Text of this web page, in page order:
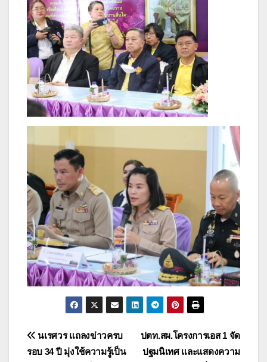
แนะแนว
ปตท.สผ.โครงการเอส 1 จัด
ปฐมนิเทศ และแสดงความ
นเรศวร แถลงข่าวครบ
รอบ 34 ปี มุ่งใช้ความรู้เป็น